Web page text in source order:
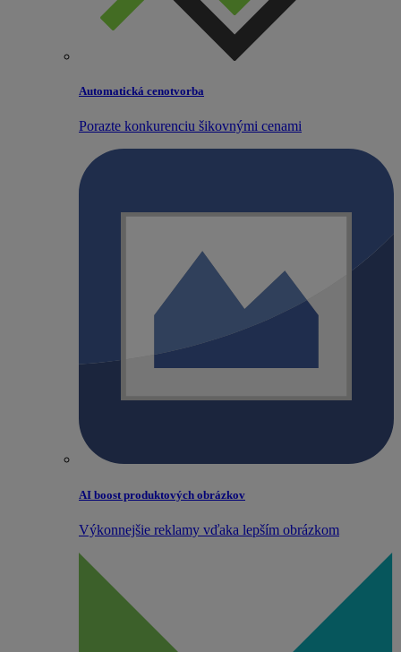
Automatická cenotvorba
Porazte konkurenciu šikovnými cenami
AI boost produktových obrázkov
Výkonnejšie reklamy vďaka lepším obrázkom